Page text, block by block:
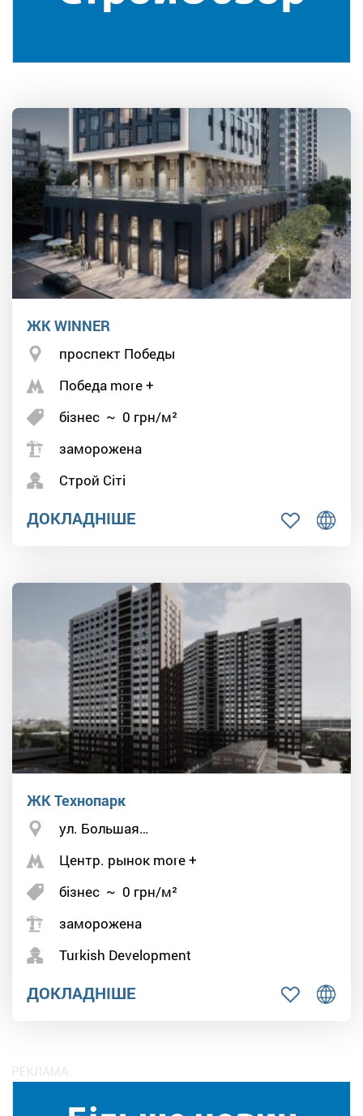
ЖК WINNER
проспект Победы
Победа more +
бізнес ~ 0 грн/м²
заморожена
Строй Сіті
ДОКЛАДНІШЕ
ЖК Технопарк
ул. Большая…
Центр. рынок more +
бізнес ~ 0 грн/м²
заморожена
Turkish Development
ДОКЛАДНІШЕ